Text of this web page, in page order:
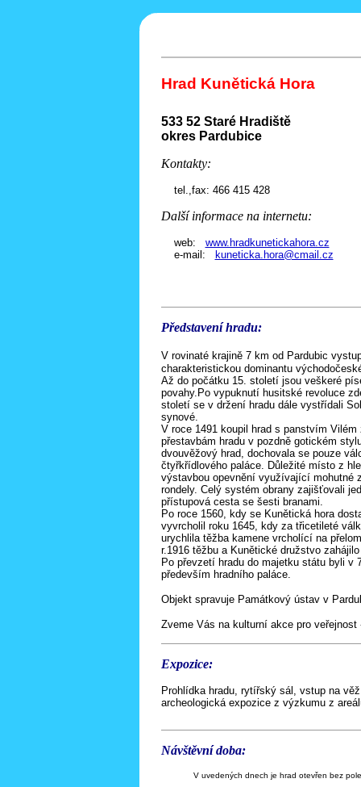
Hrad Kunětická Hora
533 52 Staré Hradiště
okres Pardubice
Kontakty:
tel.,fax: 466 415 428
Další informace na internetu:
web: www.hradkunetickahora.cz
e-mail:
kuneticka.hora@cmail.cz
Představení hradu:
V rovinaté krajině 7 km od Pardubic
charakteristickou dominantu
Až do počátku 15. století jsou veškeré
povahy.Po vypuknutí husitské revoluce
století se v držení hradu dále vystřídali
synové.
V roce 1491 koupil hrad s panstvím
přestavbám hradu v pozdně gotickém
dvouvěžový hrad, dochovala se pouze
čtyřkřídlového paláce. Důležité místo z
výstavbou opevnění využívající mohutné
rondely. Celý systém obrany zajišťovali
přístupová cesta se šesti branami.
Po roce 1560, kdy se Kunětická hora
vyvrcholil roku 1645, kdy za třicetileté
urychlila těžba kamene vrcholící na
r.1916 těžbu a Kunětické družstvo
Po převzetí hradu do majetku státu byli v
především hradního paláce.
Objekt spravuje Památkový ústav v
Zveme Vás na kulturní akce pro
Expozice:
Prohlídka hradu, rytířský sál, vstup na
archeologická expozice z výzkumu z
Návštěvní doba:
V uvedených dnech je hrad otevřen bez